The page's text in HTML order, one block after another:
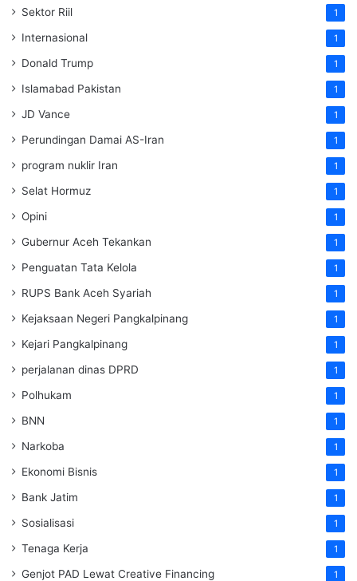
Sektor Riil 1
Internasional 1
Donald Trump 1
Islamabad Pakistan 1
JD Vance 1
Perundingan Damai AS-Iran 1
program nuklir Iran 1
Selat Hormuz 1
Opini 1
Gubernur Aceh Tekankan 1
Penguatan Tata Kelola 1
RUPS Bank Aceh Syariah 1
Kejaksaan Negeri Pangkalpinang 1
Kejari Pangkalpinang 1
perjalanan dinas DPRD 1
Polhukam 1
BNN 1
Narkoba 1
Ekonomi Bisnis 1
Bank Jatim 1
Sosialisasi 1
Tenaga Kerja 1
Genjot PAD Lewat Creative Financing 1